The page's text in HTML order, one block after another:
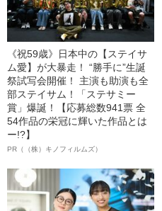
《祝59歳》日本中の【ステイサ
ム愛】が大暴走！ “勝手に”生誕
祭試写会開催！ 主演も助演も全
部ステイサム！「ステサミー
賞」爆誕！【応募総数941票 全
54作品の栄冠に輝いた作品とは
ー!?】
PR（（株）キノフィルムズ）